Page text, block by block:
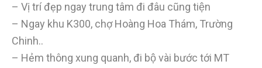
– Vị trí đẹp ngay trung tâm đi đâu cũng tiện
– Ngay khu K300, chợ Hoàng Hoa Thám, Trường
Chinh..
– Hẻm thông xung quanh, đi bộ vài bước tới MT